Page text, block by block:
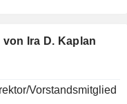
Ira D. Kaplan
Vorstandsmitglied